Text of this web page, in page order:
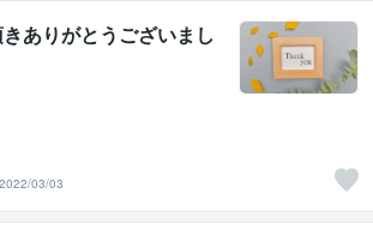
きありがとうございまし
2022/03/03